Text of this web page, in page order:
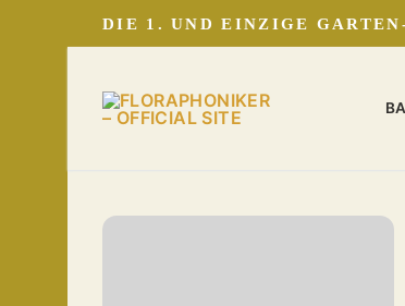
DIE 1. UND EINZIGE